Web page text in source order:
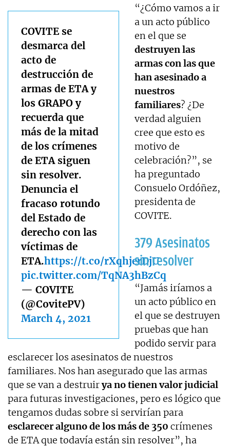
COVITE se
desmarca del
acto de
destrucción de
armas de ETA y
los GRAPO y
recuerda que
más de la mitad
de los crímenes
de ETA siguen
sin resolver.
Denuncia el
fracaso rotundo
del Estado de
derecho con las
víctimas de
ETA.https://t.co/rXqhjerDjU
pic.twitter.com/TqNA3hBzCq
— COVITE
(@CovitePV)
March 4, 2021
“¿Cómo vamos a ir
a un acto público
en el que se
destruyen las
armas con las que
han asesinado a
nuestros
familiares? ¿De
verdad alguien
cree que esto es
motivo de
celebración?”, se
ha preguntado
Consuelo Ordóñez,
presidenta de
COVITE.
379 Asesinatos
sin resolver
“Jamás iríamos a
un acto público en
el que se destruyen
pruebas que han
podido servir para
esclarecer los asesinatos de nuestros
familiares. Nos han asegurado que las armas
que se van a destruirya no tienen valor judicial
para futuras investigaciones, pero es lógico que
tengamos dudas sobre si servirían para
esclarecer alguno de los más de 350 crímenes
de ETA que todavía están sin resolver”, ha